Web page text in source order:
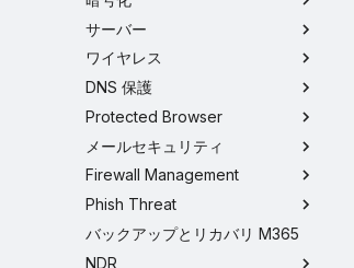
サーバー
ワイヤレス
DNS 保護
Protected Browser
メールセキュリティ
Firewall Management
Phish Threat
バックアップとリカバリ M365
NDR